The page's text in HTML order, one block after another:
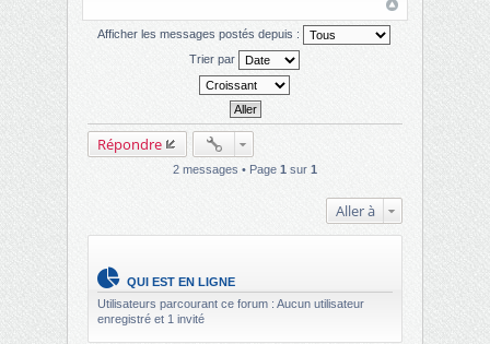
Afficher les messages postés depuis :
Trier par
Répondre
2 messages • Page 1 sur 1
Aller à
QUI EST EN LIGNE
Utilisateurs parcourant ce forum : Aucun utilisateur
enregistré et 1 invité